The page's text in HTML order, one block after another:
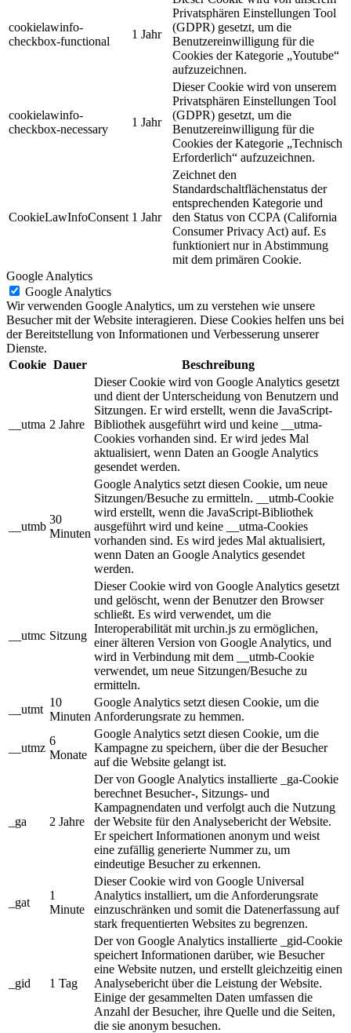
cookielawinfo-
checkbox-functional
1 Jahr
Privatsphären Einstellungen Tool
(GDPR) gesetzt, um die
Benutzereinwilligung für die
Cookies der Kategorie „Youtube“
aufzuzeichnen.
cookielawinfo-
checkbox-necessary
1 Jahr
Dieser Cookie wird von unserem
Privatsphären Einstellungen Tool
(GDPR) gesetzt, um die
Benutzereinwilligung für die
Cookies der Kategorie „Technisch
Erforderlich“ aufzuzeichnen.
CookieLawInfoConsent 1 Jahr
Zeichnet den
Standardschaltflächenstatus der
entsprechenden Kategorie und
den Status von CCPA (California
Consumer Privacy Act) auf. Es
funktioniert nur in Abstimmung
mit dem primären Cookie.
Google Analytics
Google Analytics
Wir verwenden Google Analytics, um zu verstehen wie unsere
Besucher mit der Website interagieren. Diese Cookies helfen uns bei
der Bereitstellung von Informationen und Verbesserung unserer
Dienste.
Cookie Dauer Beschreibung
__utma 2 Jahre
Dieser Cookie wird von Google Analytics gesetzt
und dient der Unterscheidung von Benutzern und
Sitzungen. Er wird erstellt, wenn die JavaScript-
Bibliothek ausgeführt wird und keine __utma-
Cookies vorhanden sind. Er wird jedes Mal
aktualisiert, wenn Daten an Google Analytics
gesendet werden.
__utmb
30
Minuten
Google Analytics setzt diesen Cookie, um neue
Sitzungen/Besuche zu ermitteln. __utmb-Cookie
wird erstellt, wenn die JavaScript-Bibliothek
ausgeführt wird und keine __utma-Cookies
vorhanden sind. Es wird jedes Mal aktualisiert,
wenn Daten an Google Analytics gesendet
werden.
__utmc Sitzung
Dieser Cookie wird von Google Analytics gesetzt
und gelöscht, wenn der Benutzer den Browser
schließt. Es wird verwendet, um die
Interoperabilität mit urchin.js zu ermöglichen,
einer älteren Version von Google Analytics, und
wird in Verbindung mit dem __utmb-Cookie
verwendet, um neue Sitzungen/Besuche zu
ermitteln.
__utmt
10
Minuten
Google Analytics setzt diesen Cookie, um die
Anforderungsrate zu hemmen.
__utmz
6
Monate
Google Analytics setzt diesen Cookie, um die
Kampagne zu speichern, über die der Besucher
auf die Website gelangt ist.
_ga 2 Jahre
Der von Google Analytics installierte _ga-Cookie
berechnet Besucher-, Sitzungs- und
Kampagnendaten und verfolgt auch die Nutzung
der Website für den Analysebericht der Website.
Er speichert Informationen anonym und weist
eine zufällig generierte Nummer zu, um
eindeutige Besucher zu erkennen.
_gat
1
Minute
Dieser Cookie wird von Google Universal
Analytics installiert, um die Anforderungsrate
einzuschränken und somit die Datenerfassung auf
stark frequentierten Websites zu begrenzen.
_gid 1 Tag
Der von Google Analytics installierte _gid-Cookie
speichert Informationen darüber, wie Besucher
eine Website nutzen, und erstellt gleichzeitig einen
Analysebericht über die Leistung der Website.
Einige der gesammelten Daten umfassen die
Anzahl der Besucher, ihre Quelle und die Seiten,
die sie anonym besuchen.